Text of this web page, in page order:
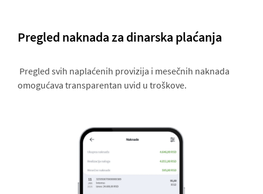
Pregled naknada za dinarska plaćanja
Pregled svih naplaćenih provizija i mesečnih naknada
omogućava transparentan uvid u troškove.